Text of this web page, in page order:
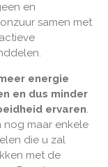
en
samen met
energie
en dus minder
ervaren.
nog maar enkele
die u zal
met de